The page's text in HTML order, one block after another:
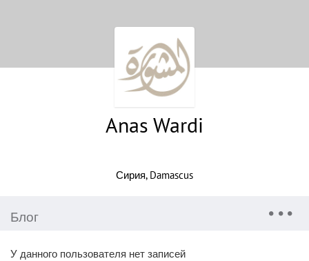
Anas Wardi
Сирия, Damascus
Блог
У данного пользователя нет записей